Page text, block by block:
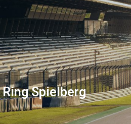
Spielberg